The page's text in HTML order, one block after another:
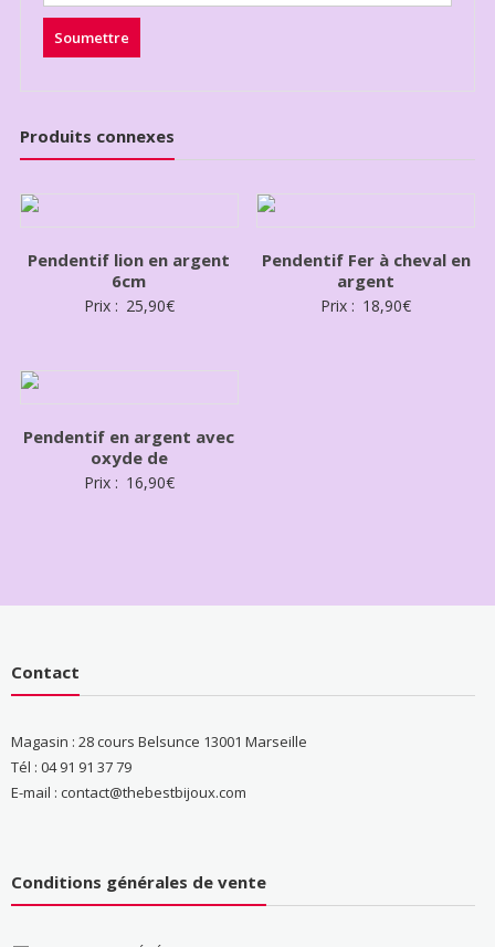
Produits connexes
Pendentif lion en argent
6cm
Prix : 25,90€
Pendentif Fer à cheval en
argent
Prix : 18,90€
Pendentif en argent avec
oxyde de
Prix : 16,90€
Contact
Magasin : 28 cours Belsunce 13001 Marseille
Tél : 04 91 91 37 79
E-mail : contact@thebestbijoux.com
Conditions générales de vente